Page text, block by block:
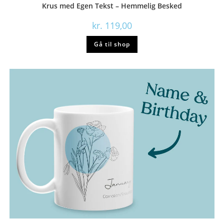
Krus med Egen Tekst – Hemmelig Besked
kr. 119,00
Gå til shop